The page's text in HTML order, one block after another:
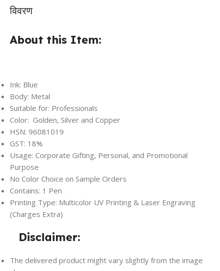
विवरण
About this Item:
Ink: Blue
Body: Metal
Suitable for: Professionals
Color: Golden, Silver and Copper
HSN: 96081019
GST: 18%
Usage: Corporate Gifting, Personal, and Promotional
Purpose
No Color Choice on Sample Orders
Contains: 1 Pen
Printing Type: Multicolor UV Printing & Laser Engraving
(Charges Extra)
Disclaimer:
The delivered product might vary slightly from the image